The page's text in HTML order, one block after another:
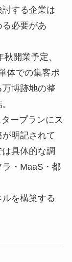
する企業は
必要があ
開業予定、
体での集客ポ
博跡地の整
ープランにス
明記されて
具体的な調
・MaaS・都
を構築する